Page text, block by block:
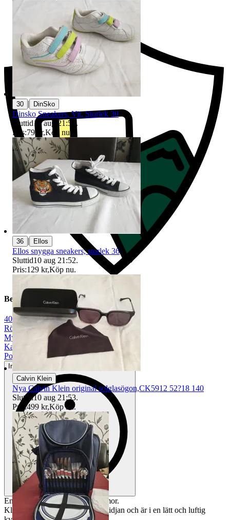
Ersättning om du inte får din vara
Beskrivning
40
Röd |
Mycket gott skick
KappAhl
Polyester
Inga eller minimala tecken på användning
En röd klänning med vita blommor.
Klänningen har en knytband i midjan och är i en lätt och luftig
30 | DinSko
Dinsko Sneakers, Vit, Storlek 30
Sluttid10 aug 21:51 .
Pris:79 kr,Köp nu.
36 | Ellos
Ellos snygga sneakers, storlek 36
Sluttid10 aug 21:52.
Pris:129 kr,Köp nu.
Calvin Klein
Nya Calvin Klein original solglasögon,CK5912 52?18 140
Sluttid10 aug 21:53.
Pris:499 kr,Köp nu.